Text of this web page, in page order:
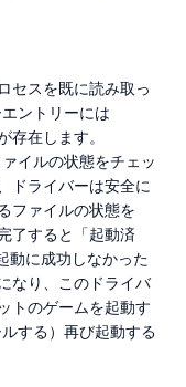
セスを既に読み取っ
ントリーには
存在します。
イルの状態をチェッ
ドライバーは安全に
ファイルの状態を
了すると「起動済
動に成功しなかった
なり、このドライバ
トのゲームを起動す
する）再び起動する